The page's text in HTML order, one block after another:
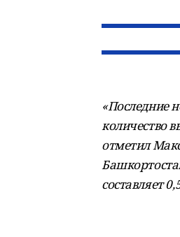
«Последние
количество
отметил
составляет